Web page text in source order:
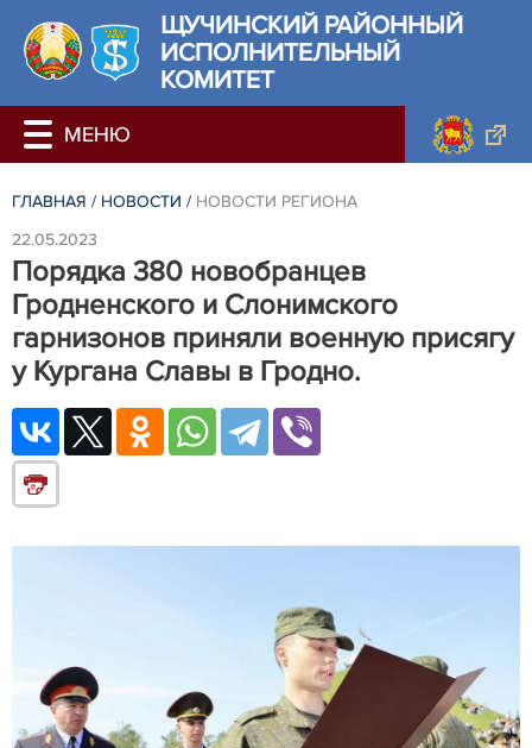
ЩУЧИНСКИЙ РАЙОННЫЙ
ИСПОЛНИТЕЛЬНЫЙ
КОМИТЕТ
ГЛАВНАЯ / НОВОСТИ / НОВОСТИ РЕГИОНА
22.05.2023
Порядка 380 новобранцев
Гродненского и Слонимского
гарнизонов приняли военную присягу
у Кургана Славы в Гродно.